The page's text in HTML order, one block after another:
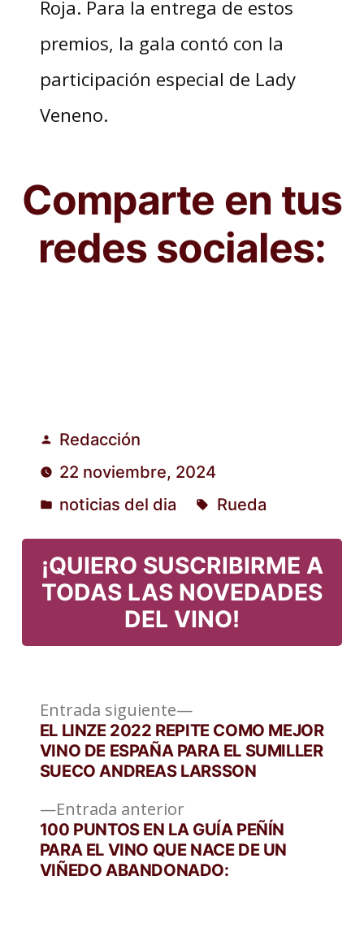
Roja. Para la entrega de estos
premios, la gala contó con la
participación especial de Lady
Veneno.
Comparte en tus
redes sociales:
Publicado
por
Redacción
22 noviembre, 2024
Publicado
en
noticias del dia Rueda
¡QUIERO SUSCRIBIRME A
TODAS LAS NOVEDADES
DEL VINO!
Navegación
de
entradas
Entrada anteriorEntrada
anterior:
100 PUNTOS EN LA GUÍA PEÑÍN
PARA EL VINO QUE NACE DE UN
VIÑEDO ABANDONADO:
Entrada siguiente
Entrada
siguiente:
EL LINZE 2022 REPITE COMO MEJOR
VINO DE ESPAÑA PARA EL SUMILLER
SUECO ANDREAS LARSSON